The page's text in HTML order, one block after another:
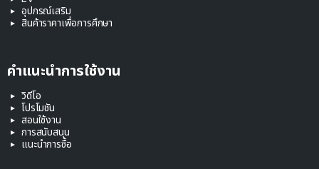
อุปกรณ์เสริม
สินค้าราคาเพื่อการศึกษา
คำแนะนำการใช้งาน
วิดีโอ
โปรโมชัน
สอนใช้งาน
การสนับสนุน
แนะนำการซื้อ